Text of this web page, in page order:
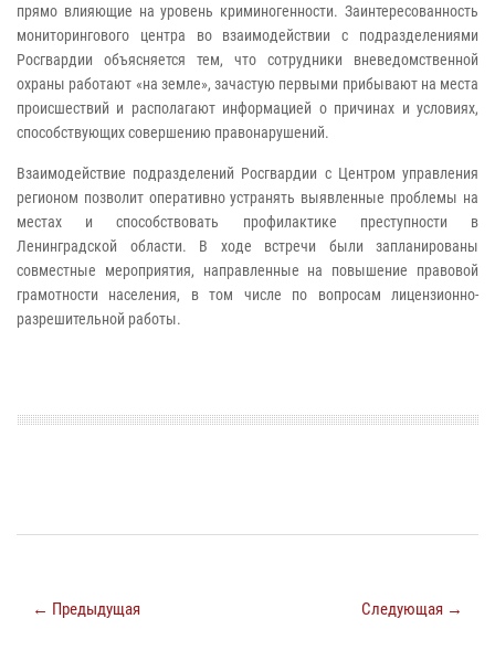
прямо влияющие на уровень криминогенности. Заинтересованность
мониторингового центра во взаимодействии с подразделениями
Росгвардии объясняется тем, что сотрудники вневедомственной
охраны работают «на земле», зачастую первыми прибывают на места
происшествий и располагают информацией о причинах и условиях,
способствующих совершению правонарушений.
Взаимодействие подразделений Росгвардии с Центром управления
регионом позволит оперативно устранять выявленные проблемы на
местах и способствовать профилактике преступности в
Ленинградской области. В ходе встречи были запланированы
совместные мероприятия, направленные на повышение правовой
грамотности населения, в том числе по вопросам лицензионно-
разрешительной работы.
← Предыдущая Следующая →